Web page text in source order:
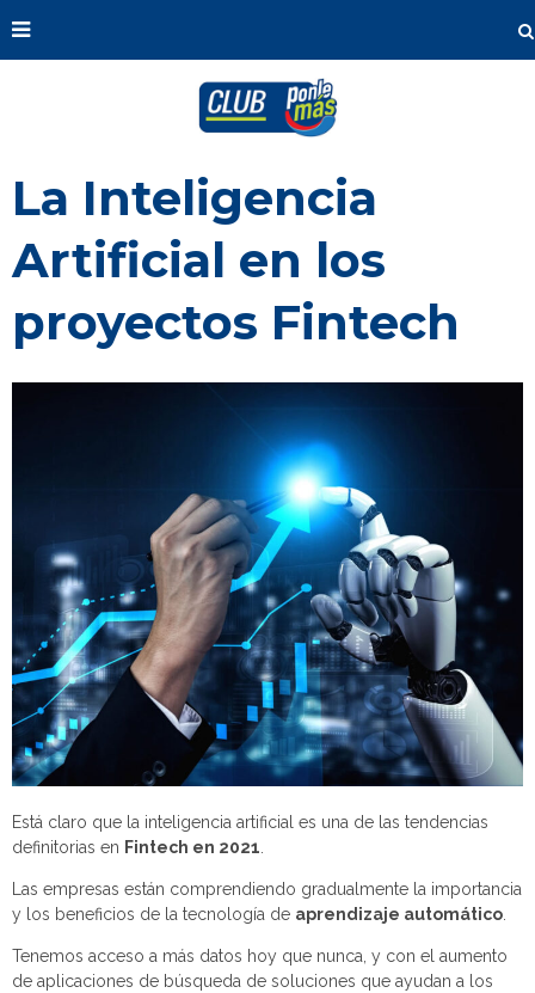
La Inteligencia
Artificial en los
proyectos Fintech
Está claro que la inteligencia artificial es una de las tendencias
definitorias en Fintech en 2021.
Las empresas están comprendiendo gradualmente la importancia
y los beneficios de la tecnología de aprendizaje automático.
Tenemos acceso a más datos hoy que nunca, y con el aumento
de aplicaciones de búsqueda de soluciones que ayudan a los